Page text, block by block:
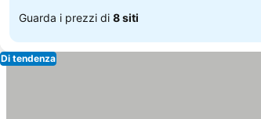
Guarda i prezzi di 8 siti
Di tendenza